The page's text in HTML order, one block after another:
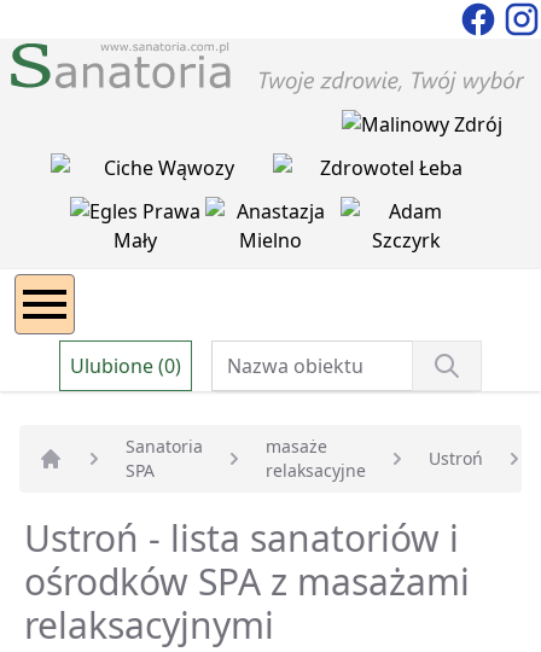
Ulubione (0)
Strona główna
Sanatoria
SPA
masaże
relaksacyjne
Ustroń
Ustroń - lista sanatoriów i
ośrodków SPA z masażami
relaksacyjnymi